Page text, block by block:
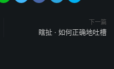
下一篇
瞎扯 · 如何正确地吐槽